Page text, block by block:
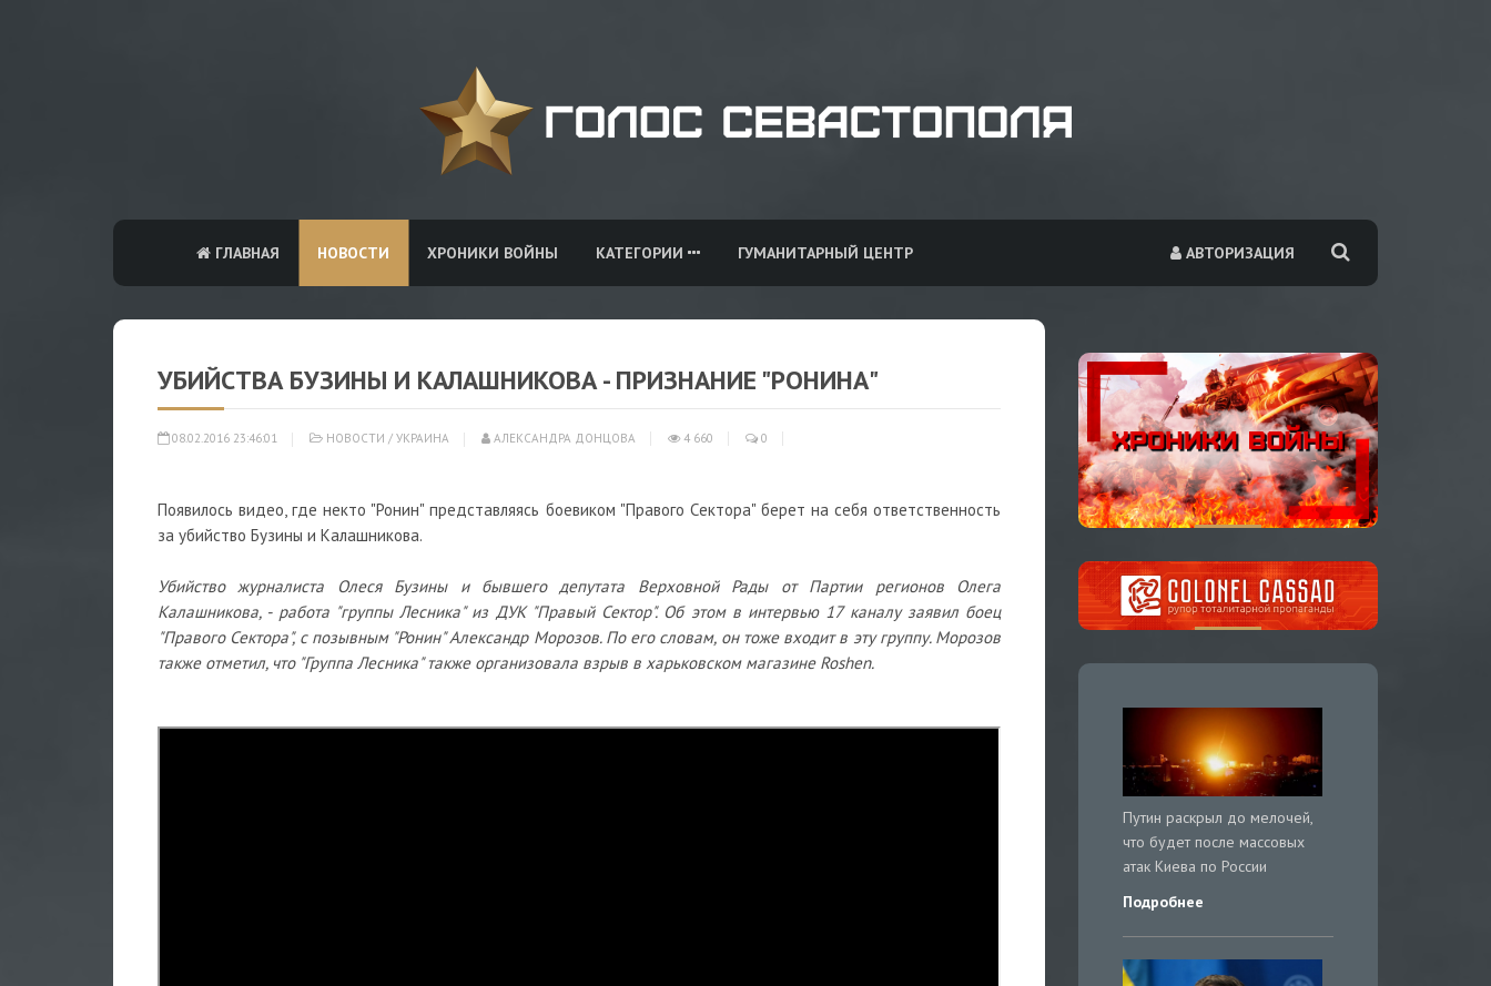
АВТОРИЗАЦИЯ
ГЛАВНАЯ НОВОСТИ ХРОНИКИ ВОЙНЫ КАТЕГОРИИ ГУМАНИТАРНЫЙ ЦЕНТР
УБИЙСТВА БУЗИНЫ И КАЛАШНИКОВА - ПРИЗНАНИЕ "РОНИНА"
08.02.2016 23:46:01 НОВОСТИ / УКРАИНА АЛЕКСАНДРА ДОНЦОВА 4 660 0
Появилось видео, где некто "Ронин" представляясь боевиком "Правого Сектора" берет на себя ответственность
за убийство Бузины и Калашникова.
Убийство журналиста Олеся Бузины и бывшего депутата Верховной Рады от Партии регионов Олега
Калашникова, - работа "группы Лесника" из ДУК "Правый Сектор". Об этом в интервью 17 каналу заявил боец
"Правого Сектора", с позывным "Ронин" Александр Морозов. По его словам, он тоже входит в эту группу. Морозов
также отметил, что "Группа Лесника" также организовала взрыв в харьковском магазине Roshen.
Путин раскрыл до мелочей,
что будет после массовых
атак Киева по России
Подробнее